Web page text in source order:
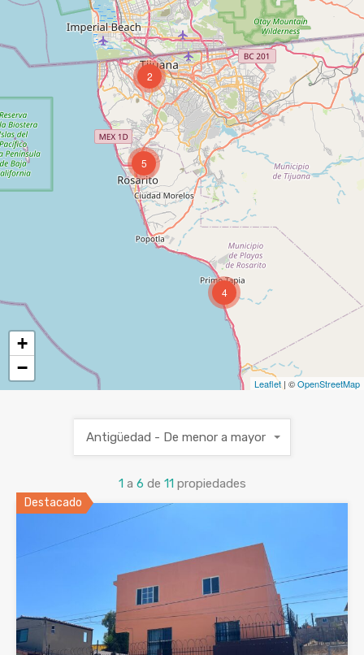
4
5
2
+
−
Leaflet| ©OpenStreetMap
1 a 6 de 11 propiedades
Antigüedad - De menor a mayor
Destacado